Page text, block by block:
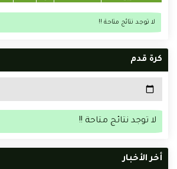
لا توجد نتائج متاحة !!
كرة قدم
لا توجد نتائج متاحة !!
أخر الأخبار